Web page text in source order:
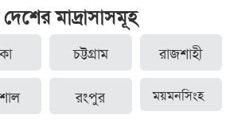
মাদ্রাসাসমূহ
চট্টগ্রাম রাজশাহী
রংপুর ময়মনসিংহ